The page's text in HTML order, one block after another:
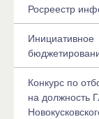
Росреестр
Инициативное
Конкурс по
на должность